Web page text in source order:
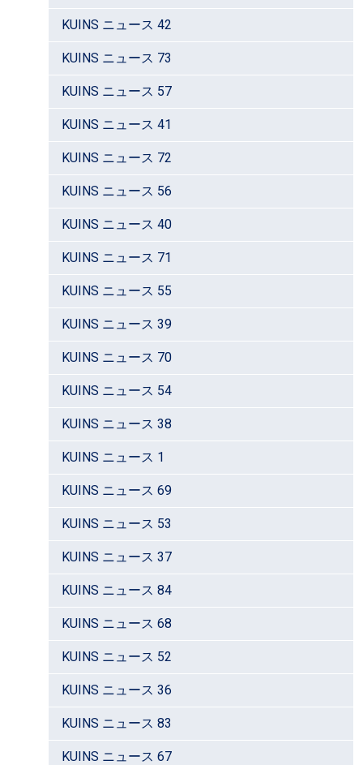
KUINS ニュース 42
KUINS ニュース 73
KUINS ニュース 57
KUINS ニュース 41
KUINS ニュース 72
KUINS ニュース 56
KUINS ニュース 40
KUINS ニュース 71
KUINS ニュース 55
KUINS ニュース 39
KUINS ニュース 70
KUINS ニュース 54
KUINS ニュース 38
KUINS ニュース 1
KUINS ニュース 69
KUINS ニュース 53
KUINS ニュース 37
KUINS ニュース 84
KUINS ニュース 68
KUINS ニュース 52
KUINS ニュース 36
KUINS ニュース 83
KUINS ニュース 67